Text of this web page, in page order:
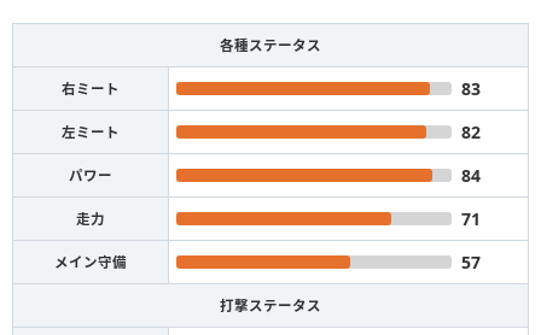
各種ステータス
右ミート 83
左ミート 82
パワー 84
走力 71
メイン守備 57
打撃ステータス